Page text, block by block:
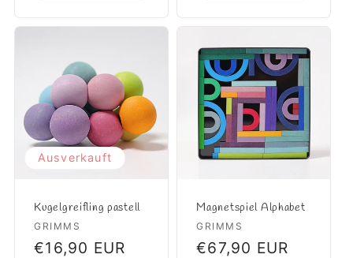
Ausverkauft
Kugelgreifling pastell
Anbieter:
GRIMMS
Normaler
€16,90 EUR
Magnetspiel Alphabet
Anbieter:
GRIMMS
Normaler
€67,90 EUR